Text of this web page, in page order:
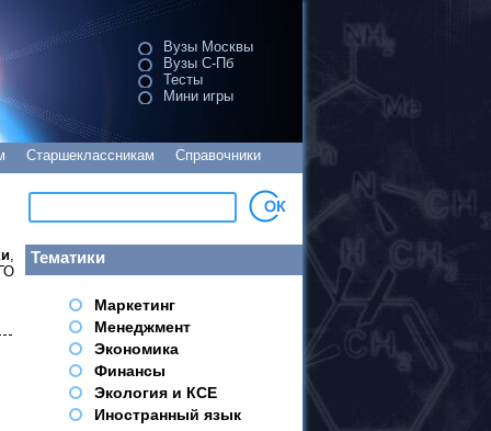
Вузы Москвы
Вузы С-Пб
Тесты
Мини игры
Старшеклассникам Справочники
Тематики
Маркетинг
Менеджмент
Экономика
Финансы
Экология и КСЕ
Иностранный язык